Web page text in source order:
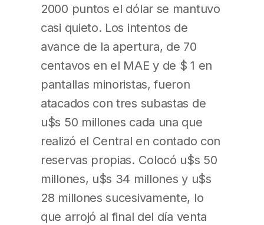
2000 puntos el dólar se mantuvo
casi quieto. Los intentos de
avance de la apertura, de 70
centavos en el MAE y de $ 1 en
pantallas minoristas, fueron
atacados con tres subastas de
u$s 50 millones cada una que
realizó el Central en contado con
reservas propias. Colocó u$s 50
millones, u$s 34 millones y u$s
28 millones sucesivamente, lo
que arrojó al final del día venta